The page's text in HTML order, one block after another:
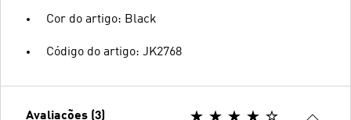
Cor do artigo: Black
Código do artigo: JK2768
Avaliações (3)